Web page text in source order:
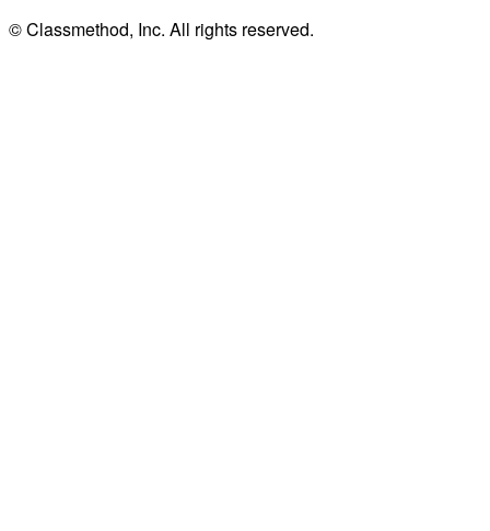
© Classmethod, Inc. All rights reserved.